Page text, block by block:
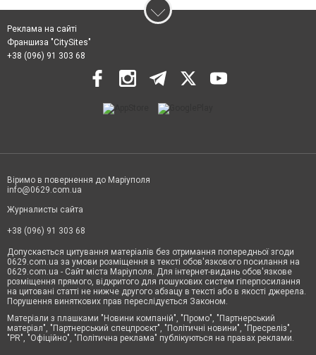
Реклама на сайті
Франшиза "CitySites"
+38 (096) 91 303 68
Віримо в повернення до Маріуполя
info@0629.com.ua
Журналисты сайта
+38 (096) 91 303 68
Допускається цитування матеріалів без отримання попередньої згоди
0629.com.ua за умови розміщення в тексті обов'язкового посилання на
0629.com.ua - Сайт міста Маріуполя. Для інтернет-видань обов'язкове
розміщення прямого, відкритого для пошукових систем гіперпосилання
на цитовані статті не нижче другого абзацу в тексті або в якості джерела.
Порушення виняткових прав переслідується Законом.
Матеріали з плашками "Новини компаній", "Промо", "Партнерський
матеріал", "Партнерський спецпроєкт", "Політичні новини", "Пресреліз",
"PR", "Офіційно", "Політична реклама" публікуються на правах реклами.